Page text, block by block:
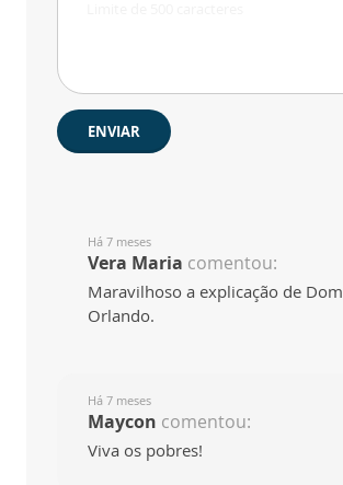
ENVIAR
Há 7 meses
Vera Maria comentou:
Maravilhoso a explicação de Dom
Orlando.
Há 7 meses
Maycon comentou:
Viva os pobres!